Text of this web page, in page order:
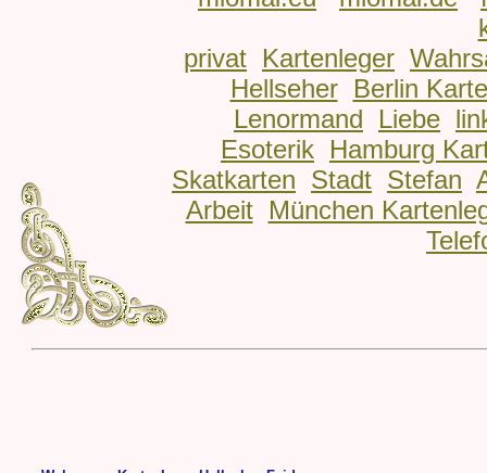
privat Kartenleger
Hellseher
Berlin
Lenormand
Liebe
Esoterik Hamburg
Skatkarten Stadt Stefan
Arbeit
München